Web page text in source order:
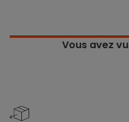
Vous avez vu